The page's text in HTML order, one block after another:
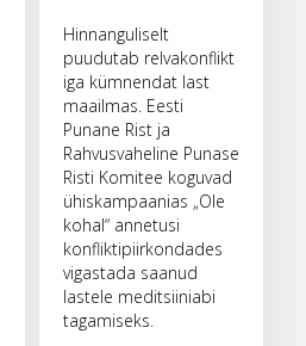
Hinnanguliselt
puudutab relvakonflikt
iga kümnendat last
maailmas. Eesti
Punane Rist ja
Rahvusvaheline Punase
Risti Komitee koguvad
ühiskampaanias „Ole
kohal“ annetusi
konfliktipiirkondades
vigastada saanud
lastele meditsiiniabi
tagamiseks.